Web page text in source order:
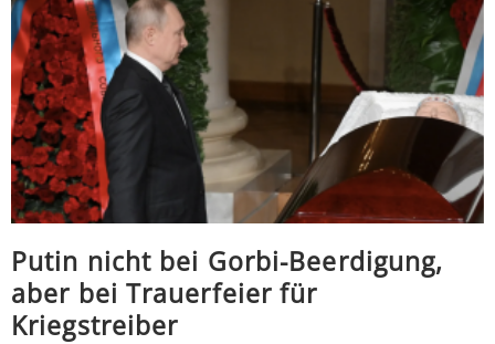
Putin nicht bei Gorbi-Beerdigung,
aber bei Trauerfeier für
Kriegstreiber